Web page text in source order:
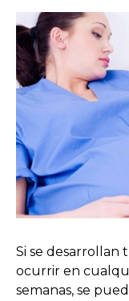
Si se
ocurrir en
semanas, se